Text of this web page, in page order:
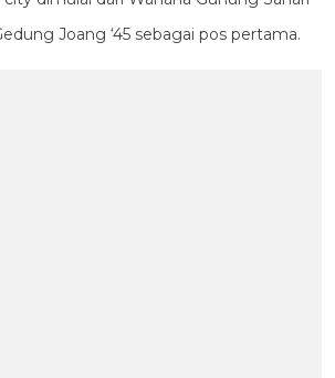
Joang ‘45 sebagai pos pertama.